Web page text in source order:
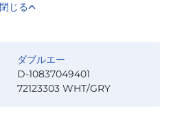
閉じる
ダブルエー
D-10837049401
72123303 WHT/GRY